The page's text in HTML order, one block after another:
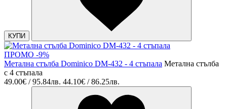
КУПИ
ПРОМО -9%
Метална стълба Dominico DM-432 - 4 стъпала Метална стълба
с 4 стъпала
49.00€ / 95.84лв. 44.10€ / 86.25лв.